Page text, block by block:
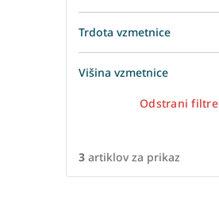
Trdota vzmetnice
Višina vzmetnice
Odstrani filtre
3 artiklov za prikaz